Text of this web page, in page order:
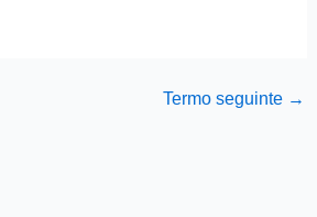
Termo seguinte →